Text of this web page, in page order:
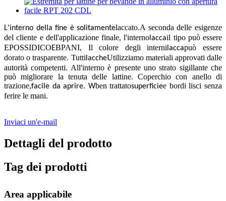
L'interno della fine è solitamentelaccato.A seconda delle esigenze
del cliente e dell'applicazione finale, l'interno laccail tipo può essere
EPOSSIDICOEBPANI, Il colore degli interni laccapuò essere
dorato o trasparente. TuttilaccheUtilizziamo materiali approvati dalle
autorità competenti. All'interno è presente uno strato sigillante che
può migliorare la tenuta delle lattine. Coperchio con anello di
trazione,facile da aprire. Wben trattatosuperficiee bordi lisci senza
ferire le mani.
Inviaci un'e-mail
Dettagli del prodotto
Tag dei prodotti
Area applicabile